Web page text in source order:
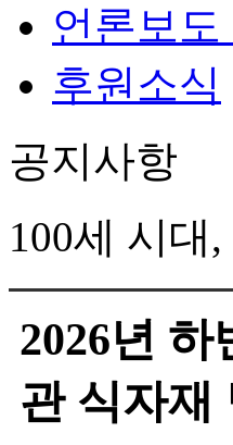
언론보도
후원소식
공지사항
100세 시대
2026년
관 식자재